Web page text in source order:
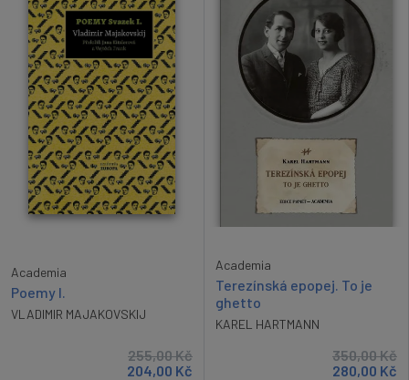
Academia
Poemy I.
VLADIMIR MAJAKOVSKIJ
255,00Kč
204,00 Kč
Academia
Terezínská epopej. To je
ghetto
KAREL HARTMANN
350,00Kč
280,00 Kč